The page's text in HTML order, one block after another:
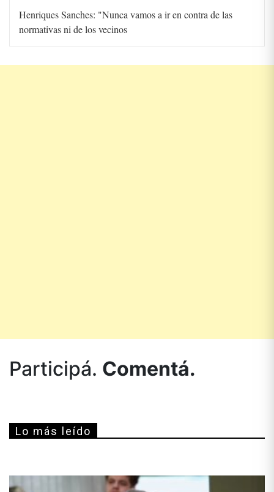
Henriques Sanches: "Nunca vamos a ir en contra de las
normativas ni de los vecinos
Participá. Comentá.
Lo más leído